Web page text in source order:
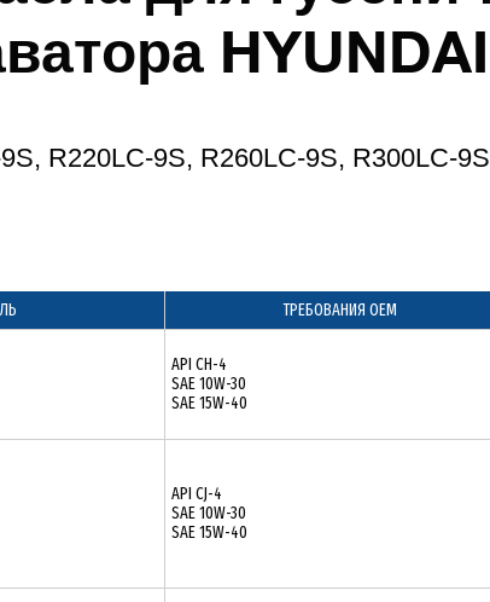
HYUNDAI
R220LC-9S, R260LC-9S, R300LC-
ТРЕБОВАНИЯ ОЕМ
API CH-4
SAE 10W-30
SAE 15W-40
API CJ-4
SAE 10W-30
SAE 15W-40